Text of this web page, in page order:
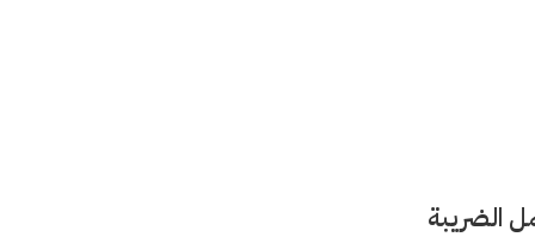
الضريبة